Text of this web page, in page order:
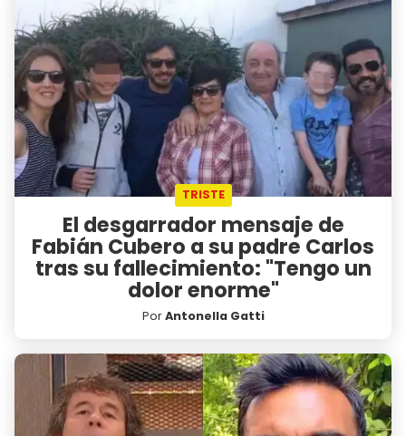
TRISTE
El desgarrador mensaje de
Fabián Cubero a su padre Carlos
tras su fallecimiento: "Tengo un
dolor enorme"
PorAntonella Gatti